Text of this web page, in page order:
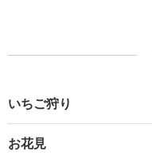
いちご狩り
お花見